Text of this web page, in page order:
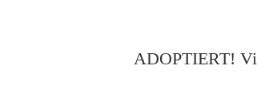
ADOPTIERT!